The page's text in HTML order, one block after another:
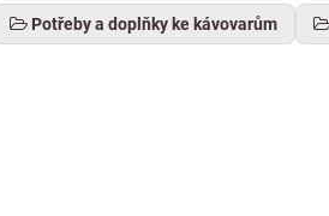
Potřeby a doplňky ke kávovarům